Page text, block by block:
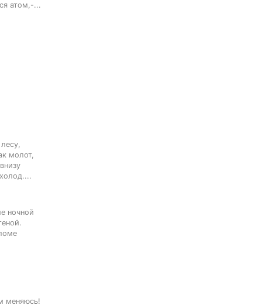
атом,-...
молот,
ночной
меняюсь!